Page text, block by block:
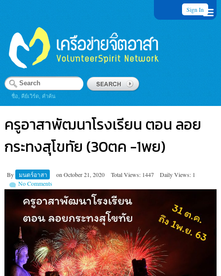
Sign In
ชื่อ, คีย์เวิร์ด, คำค้น
ครูอาสาพัฒนาโรงเรียน ตอน ลอย
กระทงสุโขทัย (30ตค -1พย)
By มนตร์อาสา on October 21, 2020 Total Views: 1447
Daily Views: 1
No Comments